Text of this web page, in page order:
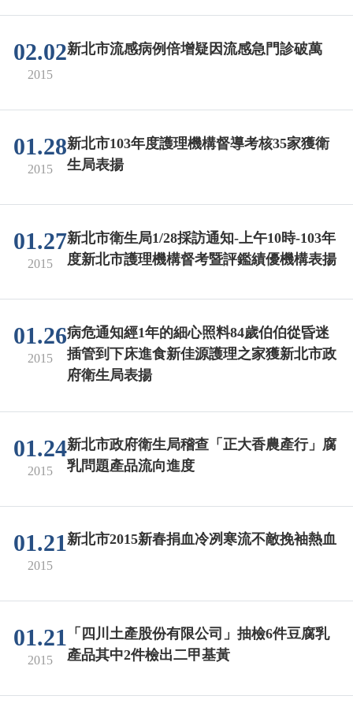
02.02
2015
新北市流感病例倍增疑因流感急門診破萬
01.28
2015
新北市103年度護理機構督導考核35家獲衛
生局表揚
01.27
2015
新北市衛生局1/28採訪通知-上午10時-103年
度新北市護理機構督考暨評鑑績優機構表揚
01.26
2015
病危通知經1年的細心照料84歲伯伯從昏迷
插管到下床進食新佳源護理之家獲新北市政
府衛生局表揚
01.24
2015
新北市政府衛生局稽查「正大香農產行」腐
乳問題產品流向進度
01.21
2015
新北市2015新春捐血冷冽寒流不敵挽袖熱血
01.21
2015
「四川土產股份有限公司」抽檢6件豆腐乳
產品其中2件檢出二甲基黃